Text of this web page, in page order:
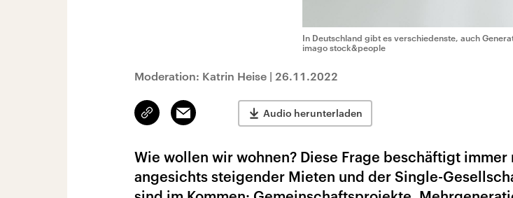
In Deutschland gibt es verschiedenste, auch
imago stock&people
Moderation: Katrin Heise | 26.11.2022
Link
kopieren/teilen
Email Audio herunterladen
Wie wollen wir wohnen? Diese Frage beschäftigt immer
angesichts steigender Mieten und der Single-